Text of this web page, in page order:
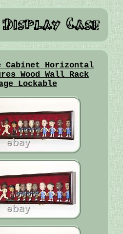
Cabinet Horizontal
Wood Wall Rack
Lockable